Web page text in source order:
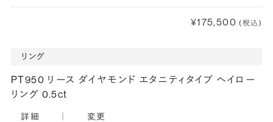
¥175,500 (税込)
リング
PT950 リース ダイヤモンド エタニティタイプ ヘイロー
リング 0.5ct
詳細 変更